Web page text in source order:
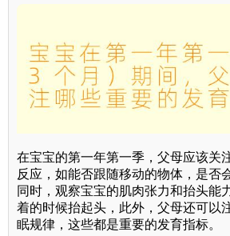
在宝宝的第一年第一季，父母应该关
反应，如能否跟随移动的物体，是否
同时，观察宝宝的肌肉张力和抬头能
着的时候抬起头，此外，父母还可以
眠规律，这些都是重要的发育指标。